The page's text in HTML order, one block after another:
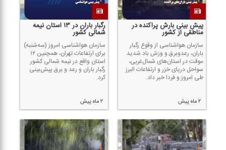
پیش بینی بارش پراكنده در
مناطقی از كشور
سازمان هواشناسی از وقوع رگبار
باران، رعدوبرق و وزش باد شدید
موقت در استان‌های شمال‌غربی،
سواحل دریای خزر و ارتفاعات البرز
طی امروز و فردا خبر داد.
۲ ماه پیش
رگبار باران در ۱۳ استان نیمه
شمالی كشور
سازمان هواشناسی امروز (سه‌شنبه)
برای ارتفاعات تهران، همچنین ۱۲
استان واقع در نیمه شمالی كشور
رگبار باران و رعد و برق پیش‌بینی
كرد.
۲ ماه پیش